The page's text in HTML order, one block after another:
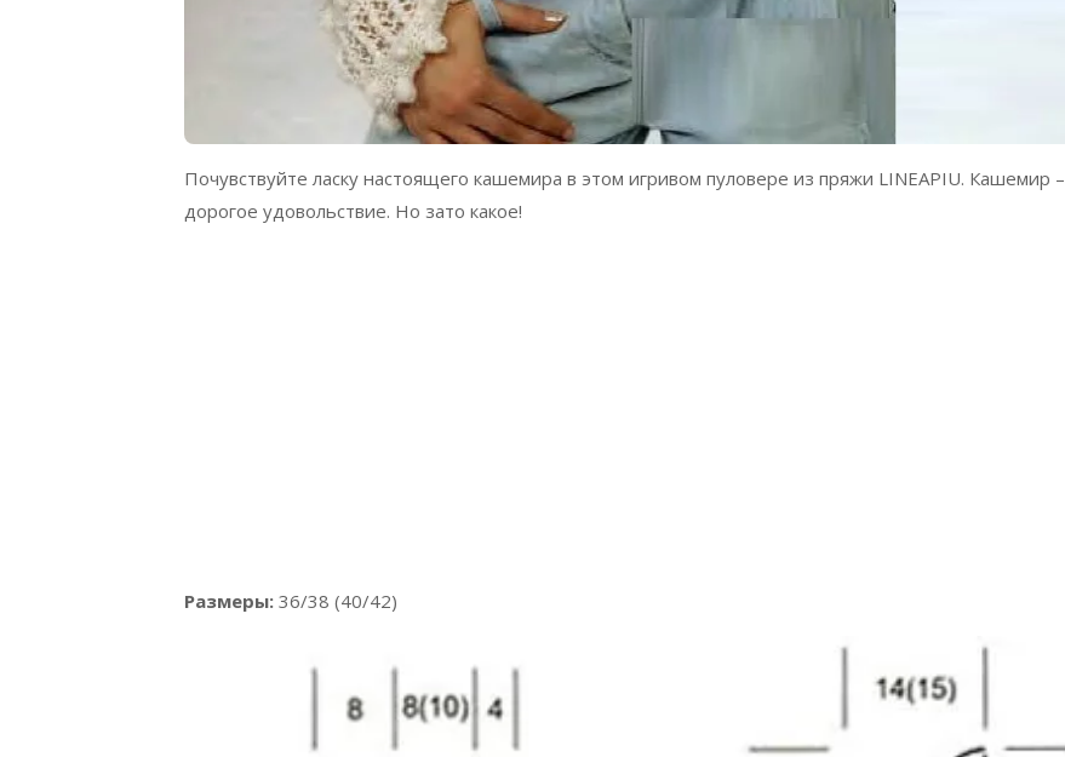
Почувствуйте ласку настоящего кашемира в этом игривом пуловере из пряжи LINEAPIU. Кашемир –
дорогое удовольствие. Но зато какое!
Размеры: 36/38 (40/42)